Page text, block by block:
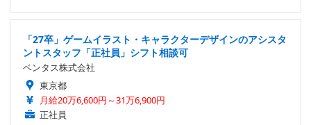
「27卒」ゲームイラスト・キャラクターデザインのアシスタ
ントスタッフ「正社員」シフト相談可
ベンタス株式会社
東京都
月給20万6,600円～31万6,900円
正社員